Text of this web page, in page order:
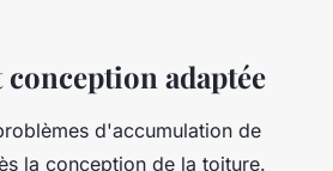
adaptée
d'accumulation de
la conception de la toiture.